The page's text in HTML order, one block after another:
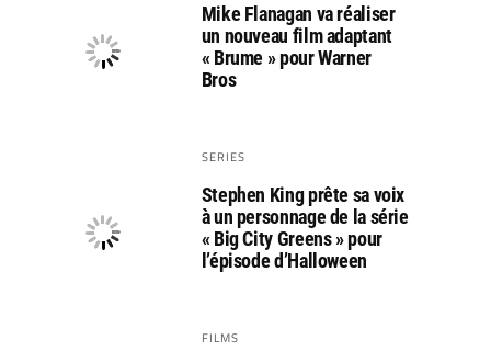
Mike Flanagan va réaliser
un nouveau film adaptant
« Brume » pour Warner
Bros
SERIES
Stephen King prête sa voix
à un personnage de la série
« Big City Greens » pour
l’épisode d’Halloween
FILMS